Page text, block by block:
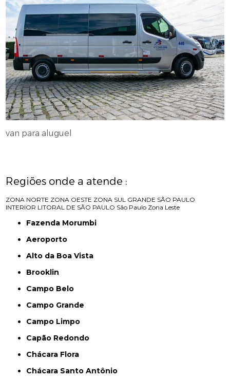
van para aluguel
Regiões onde a atende :
ZONA NORTE ZONA OESTE ZONA SUL GRANDE SÃO PAULO
INTERIOR LITORAL DE SÃO PAULO São Paulo Zona Leste
Fazenda Morumbi
Aeroporto
Alto da Boa Vista
Brooklin
Campo Belo
Campo Grande
Campo Limpo
Capão Redondo
Chácara Flora
Chácara Santo Antônio